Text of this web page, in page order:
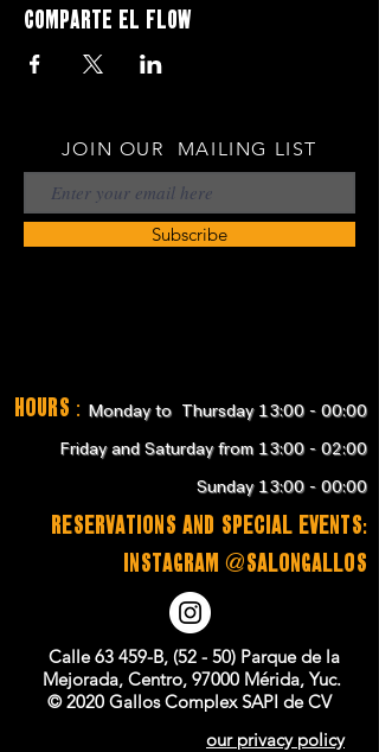
Comparte el flow
JOIN OUR MAILING LIST
Subscribe
Hours : Monday to Thursday 13:00 - 00:00
Friday and Saturday from 13:00 - 02:00
Sunday 13:00 - 00:00
RESERVATIONS and SPECIAL EVENTS:
instagram @salongallos
Calle 63 459-B, (52 - 50) Parque de la
Mejorada, Centro, 97000 Mérida, Yuc.
© 2020 Gallos Complex SAPI de CV
our privacy policy